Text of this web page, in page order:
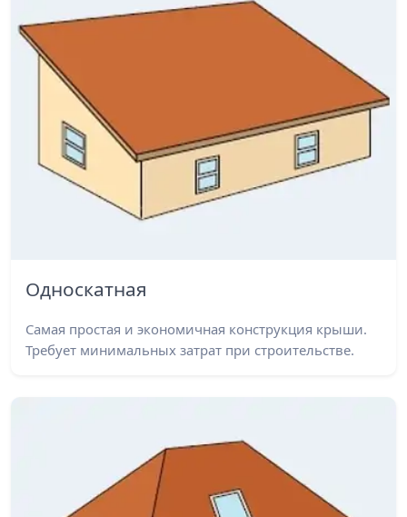
Односкатная
Самая простая и экономичная конструкция крыши.
Требует минимальных затрат при строительстве.